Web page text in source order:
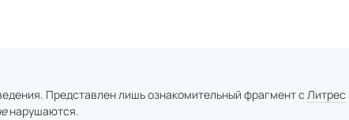
Представлен лишь ознакомительный фрагмент с Литрес
нарушаются.